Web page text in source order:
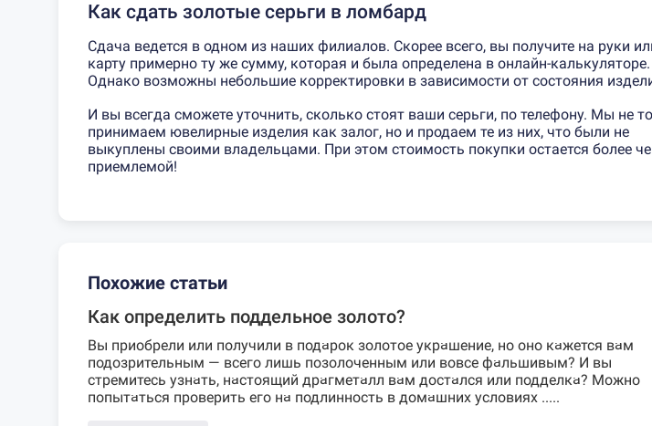
Как сдать золотые серьги в ломбард
Сдача ведется в одном из наших филиалов. Скорее всего, вы получите на руки
карту примерно ту же сумму, которая и была определена в онлайн-калькуляторе.
Однако возможны небольшие корректировки в зависимости от состояния
И вы всегда сможете уточнить, сколько стоят ваши серьги, по телефону. Мы не
принимаем ювелирные изделия как залог, но и продаем те из них, что были не
выкуплены своими владельцами. При этом стоимость покупки остается более
приемлемой!
Похожие статьи
Как определить поддельное золото?
Вы приобрели или получили в подарок золотое украшение, но оно кажется вам
подозрительным — всего лишь позолоченным или вовсе фальшивым? И вы
стремитесь узнать, настоящий драгметалл вам достался или подделка? Можно
попытаться проверить его на подлинность в домашних условиях .....